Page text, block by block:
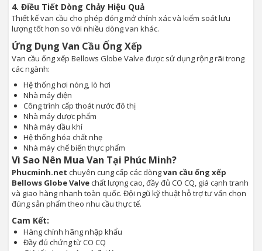
4. Điều Tiết Dòng Chảy Hiệu Quả
Thiết kế van cầu cho phép đóng mở chính xác và kiểm soát lưu
lượng tốt hơn so với nhiều dòng van khác.
Ứng Dụng Van Cầu Ống Xếp
Van cầu ống xếp Bellows Globe Valve được sử dụng rộng rãi trong
các ngành:
Hệ thống hơi nóng, lò hơi
Nhà máy điện
Công trình cấp thoát nước đô thị
Nhà máy dược phẩm
Nhà máy dầu khí
Hệ thống hóa chất nhẹ
Nhà máy chế biến thực phẩm
Vì Sao Nên Mua Van Tại Phúc Minh?
Phucminh.net chuyên cung cấp các dòngvan cầu ống xếp
Bellows Globe Valvechất lượng cao, đầy đủ CO CQ, giá cạnh tranh
và giao hàng nhanh toàn quốc. Đội ngũ kỹ thuật hỗ trợ tư vấn chọn
đúng sản phẩm theo nhu cầu thực tế.
Cam Kết:
Hàng chính hãng nhập khẩu
Đầy đủ chứng từ CO CQ